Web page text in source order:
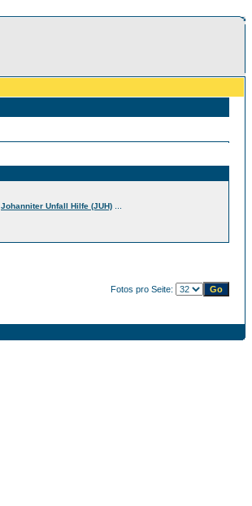
Johanniter Unfall Hilfe (JUH)
Fotos pro Seite: